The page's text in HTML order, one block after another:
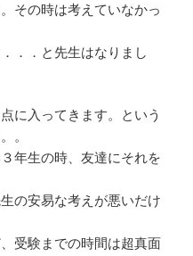
その時は考えていなかっ
．．と先生はなりまし
に入ってきます。という
。
年生の時、友達にそれを
の安易な考えが悪いだけ
受験までの時間は超真面